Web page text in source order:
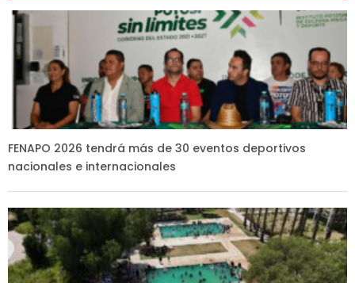
FENAPO 2026 tendrá más de 30 eventos deportivos
nacionales e internacionales